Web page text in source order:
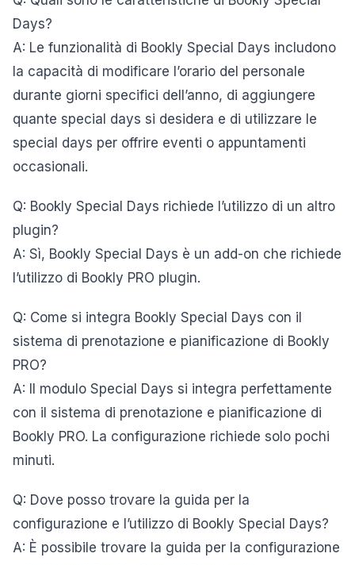
Days?
A: Le funzionalità di Bookly Special Days includono
la capacità di modificare l’orario del personale
durante giorni specifici dell’anno, di aggiungere
quante special days si desidera e di utilizzare le
special days per offrire eventi o appuntamenti
occasionali.
Q: Bookly Special Days richiede l’utilizzo di un altro
plugin?
A: Sì, Bookly Special Days è un add-on che richiede
l’utilizzo di Bookly PRO plugin.
Q: Come si integra Bookly Special Days con il
sistema di prenotazione e pianificazione di Bookly
PRO?
A: Il modulo Special Days si integra perfettamente
con il sistema di prenotazione e pianificazione di
Bookly PRO. La configurazione richiede solo pochi
minuti.
Q: Dove posso trovare la guida per la
configurazione e l’utilizzo di Bookly Special Days?
A: È possibile trovare la guida per la configurazione